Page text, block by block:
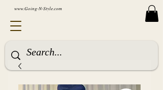
www.Going-N-Style.com